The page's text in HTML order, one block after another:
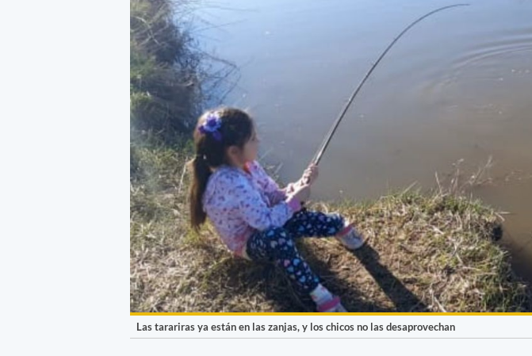
Las tarariras ya están en las zanjas, y los chicos no las desaprovechan